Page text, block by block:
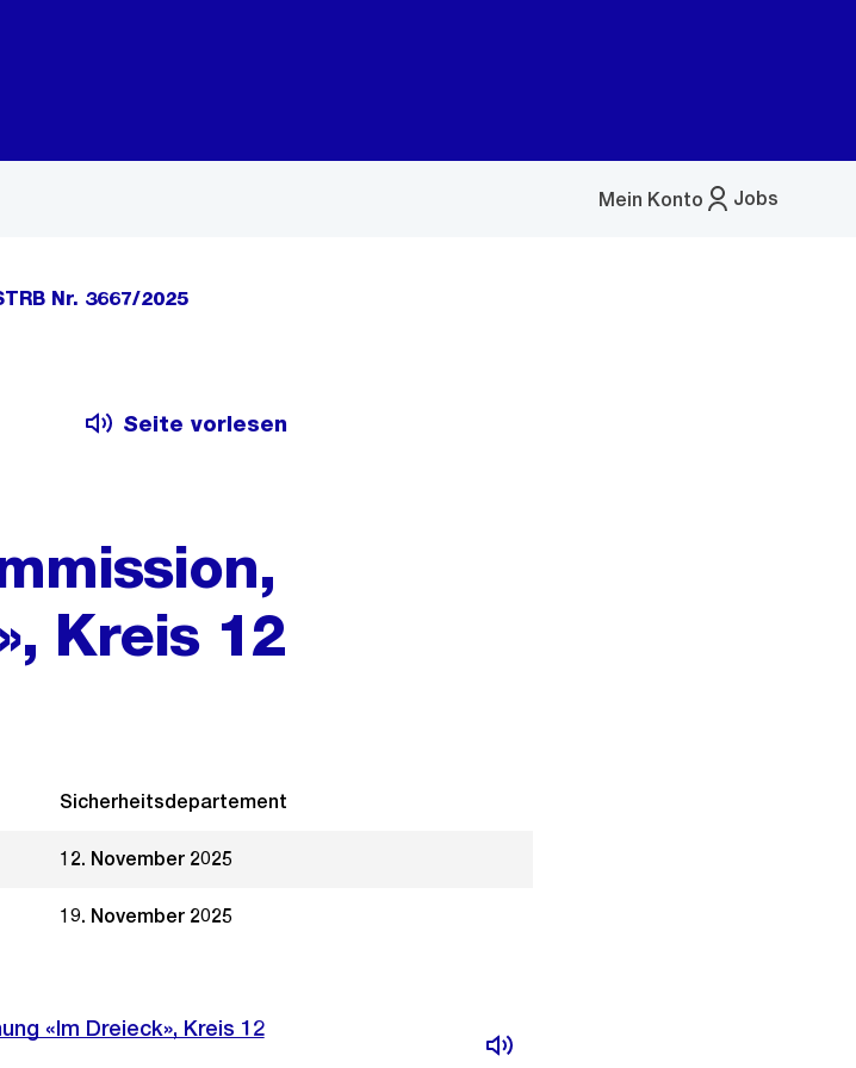
Jobs
Mein Konto
Menü
Nr. 3667/2025
Seite vorlesen
Kreis 12
Sicherheitsdepartement
12. November 2025
19. November 2025
«Im Dreieck», Kreis 12